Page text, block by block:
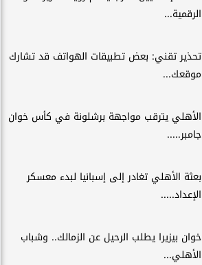
الرقمية...
تحذير تقني: بعض تطبيقات الهواتف قد تشارك
موقعك...
الأهلي يترقب مواجهة برشلونة في كأس خوان
جامبر.....
بعثة الأهلي تغادر إلى إسبانيا لبدء معسكر
الإعداد.....
خوان بيزيرا يطلب الرحيل عن الزمالك.. وشباب
الأهلي...